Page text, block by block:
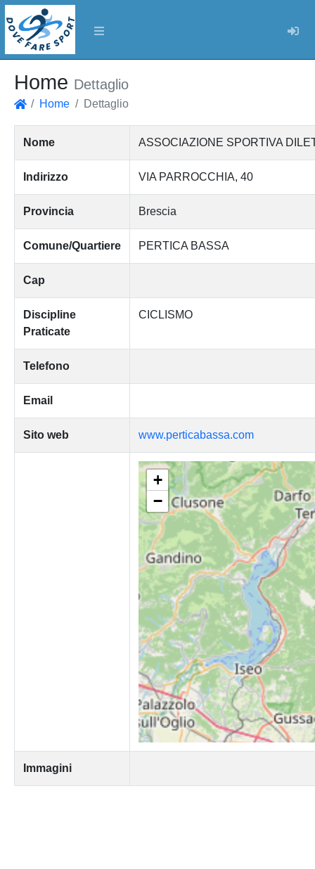
Home Dettaglio
Home Dettaglio
Nome ASSOCIAZIONE SPORTIVA
Indirizzo VIA PARROCCHIA, 40
Provincia Brescia
Comune/Quartiere PERTICA BASSA
Cap
Discipline
Praticate
CICLISMO
Telefono
Email
Sito web www.perticabassa.com
+
−
Immagini